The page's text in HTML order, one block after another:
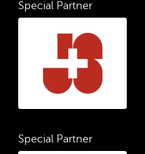
Special Partner
Special Partner